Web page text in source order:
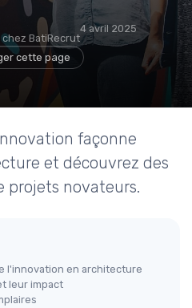
BatiRecrut
4 avril 2025
cette page
façonne
et découvrez des
projets novateurs.
l'innovation en architecture
leur impact